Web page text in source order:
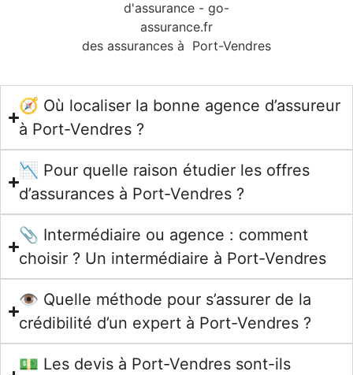
des assurances à Port-Vendres
🧭 Où localiser la bonne agence d’assureur
à Port-Vendres ?
📉 Pour quelle raison étudier les offres
d’assurances à Port-Vendres ?
📎 Intermédiaire ou agence : comment
choisir ? Un intermédiaire à Port-Vendres
👁️ Quelle méthode pour s’assurer de la
crédibilité d’un expert à Port-Vendres ?
💵 Les devis à Port-Vendres sont-ils